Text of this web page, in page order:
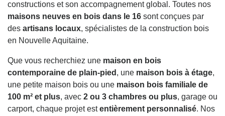
constructions et son accompagnement global. Toutes nos
maisons neuves en bois dans le 16 sont conçues par
des artisans locaux, spécialistes de la construction bois
en Nouvelle Aquitaine.
Que vous recherchiez une maison en bois
contemporaine de plain-pied , une maison bois à étage,
une petite maison bois ou une maison bois familiale de
100 m² et plus, avec 2 ou 3 chambres ou plus, garage ou
carport, chaque projet estentièrement personnalisé. Nos